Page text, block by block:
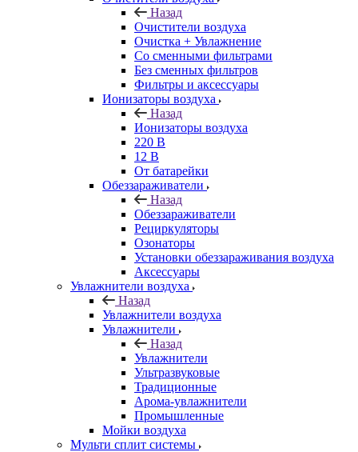
Назад
Очистители воздуха
Очистка + Увлажнение
Cо сменными фильтрами
Без сменных фильтров
Фильтры и аксессуары
Ионизаторы воздуха
Назад
Ионизаторы воздуха
220 В
12 В
От батарейки
Обеззараживатели
Назад
Обеззараживатели
Рециркуляторы
Озонаторы
Установки обеззараживания воздуха
Аксессуары
Увлажнители воздуха
Назад
Увлажнители воздуха
Увлажнители
Назад
Увлажнители
Ультразвуковые
Традиционные
Арома-увлажнители
Промышленные
Мойки воздуха
Мульти сплит системы